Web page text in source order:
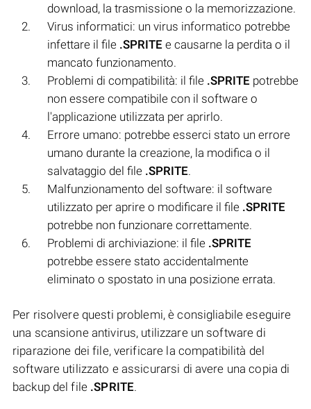
download, la trasmissione o la memorizzazione.
Virus informatici: un virus informatico potrebbe
infettare il file .SPRITE e causarne la perdita o il
mancato funzionamento.
Problemi di compatibilità: il file .SPRITE potrebbe
non essere compatibile con il software o
l'applicazione utilizzata per aprirlo.
Errore umano: potrebbe esserci stato un errore
umano durante la creazione, la modifica o il
salvataggio del file .SPRITE.
Malfunzionamento del software: il software
utilizzato per aprire o modificare il file .SPRITE
potrebbe non funzionare correttamente.
Problemi di archiviazione: il file .SPRITE
potrebbe essere stato accidentalmente
eliminato o spostato in una posizione errata.
Per risolvere questi problemi, è consigliabile eseguire
una scansione antivirus, utilizzare un software di
riparazione dei file, verificare la compatibilità del
software utilizzato e assicurarsi di avere una copia di
backup del file .SPRITE.